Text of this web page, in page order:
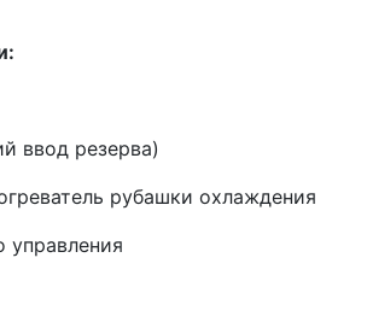
ввод резерва)
рубашки охлаждения
управления